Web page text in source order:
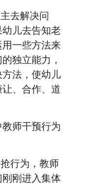
去解决问
儿去告知老
一些方法来
独立能力，
法，使幼儿
、合作、道
师干预行为
行为，教师
刚进入集体